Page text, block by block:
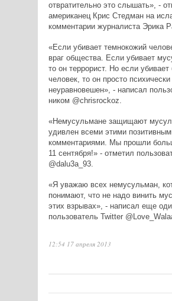
отвратительно это слышать», -
американец Крис Стедман на
комментарии журналиста Эрика
«Если убивает темнокожий
враг общества. Если убивает
то он террорист. Но если
человек, то он просто психически
неуравновешен», - написал
ником @chrisrockoz.
«Немусульмане защищают
удивлен всеми этими
комментариями. Мы прошли
11 сентября!» - отметил
@dalu3a_93.
«Я уважаю всех немусульман,
понимают, что не надо винить
этих взрывах», - написал еще
пользователь Twitter @ Love_
12:54 17 апреля 2013